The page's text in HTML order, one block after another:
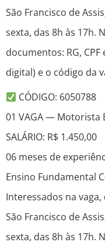
São Francisco de
sexta, das 8h às 17h.
documentos: RG,
digital) e o código da
CÓDIGO: 6050788
01 VAGA — Motorista
SALÁRIO: R$ 1.450,00
06 meses de
Ensino Fundamental
Interessados na
São Francisco de
sexta, das 8h às 17h.